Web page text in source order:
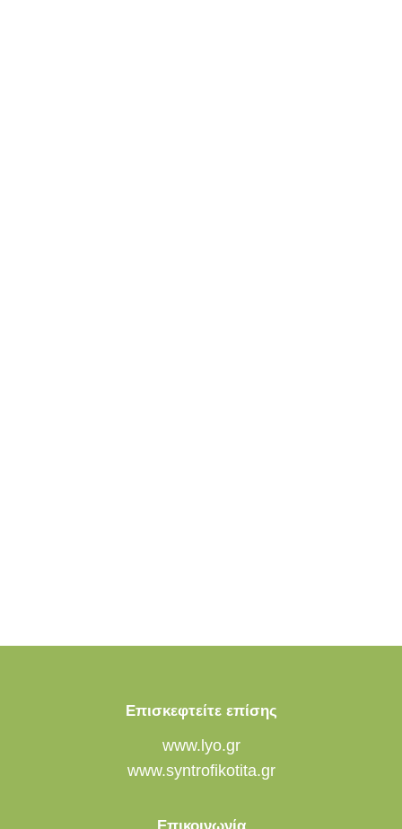
Επισκεφτείτε επίσης
www.lyo.gr
www.syntrofikotita.gr